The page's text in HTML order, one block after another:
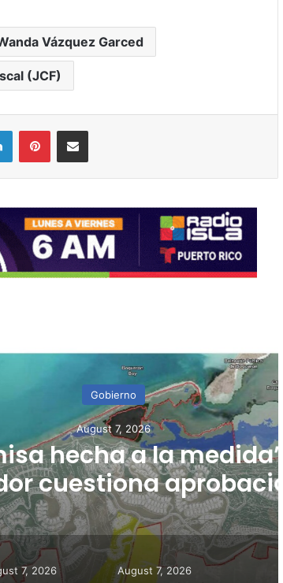
Vázquez Garced
(JCF)
LinkedInPinterestShare via Email
medida”:
aprobación de
de Esencia
7, 2026 August 7, 2026